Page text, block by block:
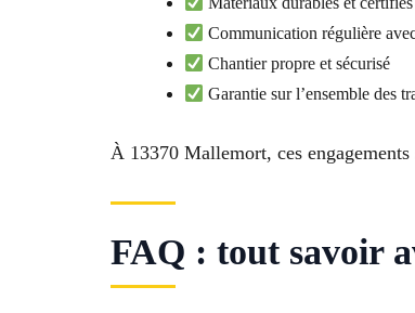
Communication régulière
Chantier propre et sécurisé
Garantie sur l’ensemble des
À 13370 Mallemort, ces engagements
FAQ : tout savoir